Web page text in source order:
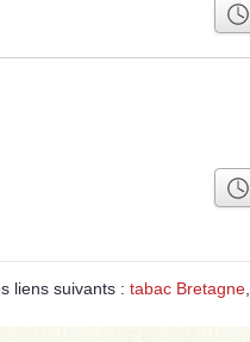
liens suivants : tabac Bretagne,